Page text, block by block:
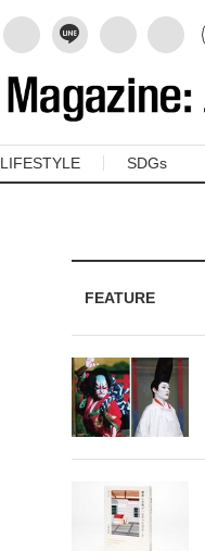
LIFESTYLE SDGs
FEATURE